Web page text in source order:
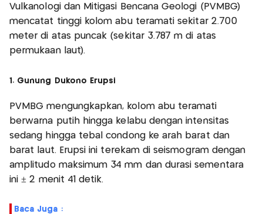
Vulkanologi dan Mitigasi Bencana Geologi (PVMBG)
mencatat tinggi kolom abu teramati sekitar 2.700
meter di atas puncak (sekitar 3.787 m di atas
permukaan laut).
1. Gunung Dukono Erupsi
PVMBG mengungkapkan, kolom abu teramati
berwarna putih hingga kelabu dengan intensitas
sedang hingga tebal condong ke arah barat dan
barat laut. Erupsi ini terekam di seismogram dengan
amplitudo maksimum 34 mm dan durasi sementara
ini ± 2 menit 41 detik.
Baca Juga :